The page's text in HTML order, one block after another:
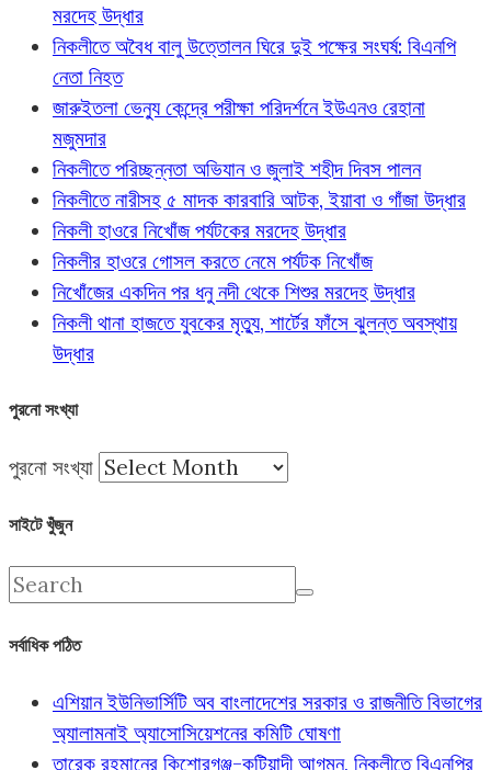
মরদেহ উদ্ধার
নিকলীতে অবৈধ বালু উত্তোলন ঘিরে দুই পক্ষের সংঘর্ষ: বিএনপি
নেতা নিহত
জারুইতলা ভেন্যু কেন্দ্রে পরীক্ষা পরিদর্শনে ইউএনও রেহানা
মজুমদার
নিকলীতে পরিচ্ছন্নতা অভিযান ও জুলাই শহীদ দিবস পালন
নিকলীতে নারীসহ ৫ মাদক কারবারি আটক, ইয়াবা ও গাঁজা উদ্ধার
নিকলী হাওরে নিখোঁজ পর্যটকের মরদেহ উদ্ধার
নিকলীর হাওরে গোসল করতে নেমে পর্যটক নিখোঁজ
নিখোঁজের একদিন পর ধনু নদী থেকে শিশুর মরদেহ উদ্ধার
নিকলী থানা হাজতে যুবকের মৃত্যু, শার্টের ফাঁসে ঝুলন্ত অবস্থায়
উদ্ধার
পুরনো সংখ্যা
পুরনো সংখ্যা
সাইটে খুঁজুন
সর্বাধিক পঠিত
এশিয়ান ইউনিভার্সিটি অব বাংলাদেশের সরকার ও রাজনীতি বিভাগের
অ্যালামনাই অ্যাসোসিয়েশনের কমিটি ঘোষণা
তারেক রহমানের কিশোরগঞ্জ-কটিয়াদী আগমন, নিকলীতে বিএনপির